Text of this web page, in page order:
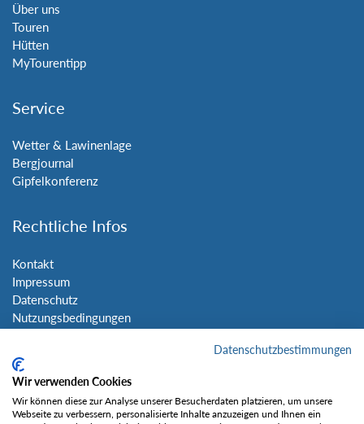
Über uns
Touren
Hütten
MyTourentipp
Service
Wetter & Lawinenlage
Bergjournal
Gipfelkonferenz
Rechtliche Infos
Kontakt
Impressum
Datenschutz
Nutzungsbedingungen
Social Media
Datenschutzbestimmungen
Wir verwenden Cookies
Wir können diese zur Analyse unserer Besucherdaten platzieren, um unsere
Webseite zu verbessern, personalisierte Inhalte anzuzeigen und Ihnen ein